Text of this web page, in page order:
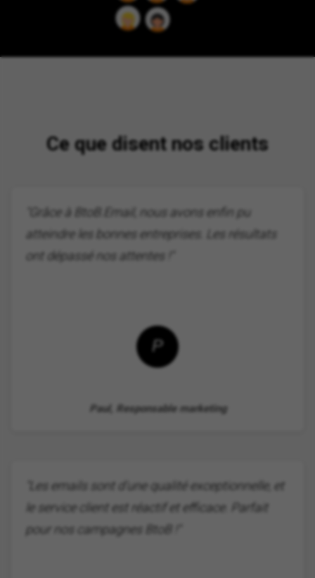
Ce que disent nos clients
"Grâce à BtoB.Email, nous avons enfin pu
atteindre les bonnes entreprises. Les résultats
ont dépassé nos attentes !"
P
Paul, Responsable marketing
"Les emails sont d'une qualité exceptionnelle, et
le service client est réactif et efficace. Parfait
pour nos campagnes BtoB !"